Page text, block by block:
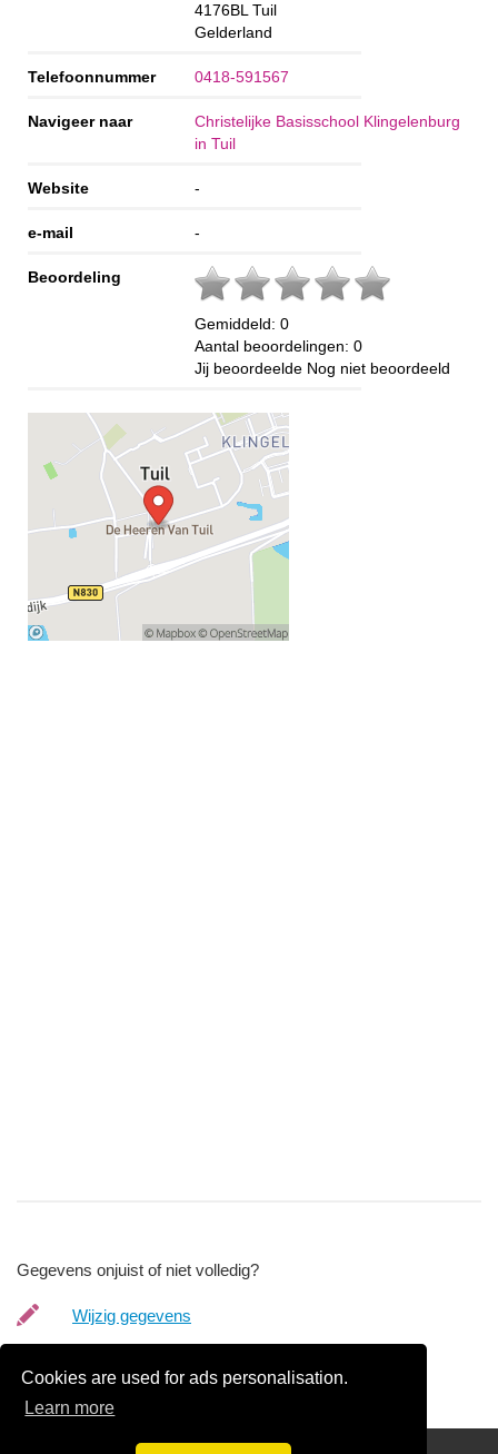
Cookies are used for ads personalisation.
Learn more
4176BL Tuil
Gelderland
Telefoonnummer 0418-591567
Navigeer naar
Christelijke Basisschool Klingelenburg
in Tuil
Website -
e-mail -
Beoordeling
Gemiddeld: 0
Aantal beoordelingen: 0
Jij beoordeelde Nog niet beoordeeld
Gegevens onjuist of niet volledig?
Wijzig gegevens